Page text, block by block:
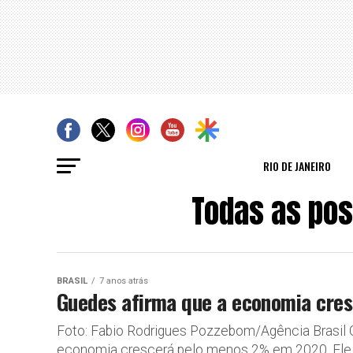
RIO DE JANEIRO
Todas as
BRASIL 7 anos atrás
Guedes afirma que a economia
Foto: Fabio Rodrigues Pozzebom/Agência Brasil
economia crescerá pelo menos 2% em 2020. Ele